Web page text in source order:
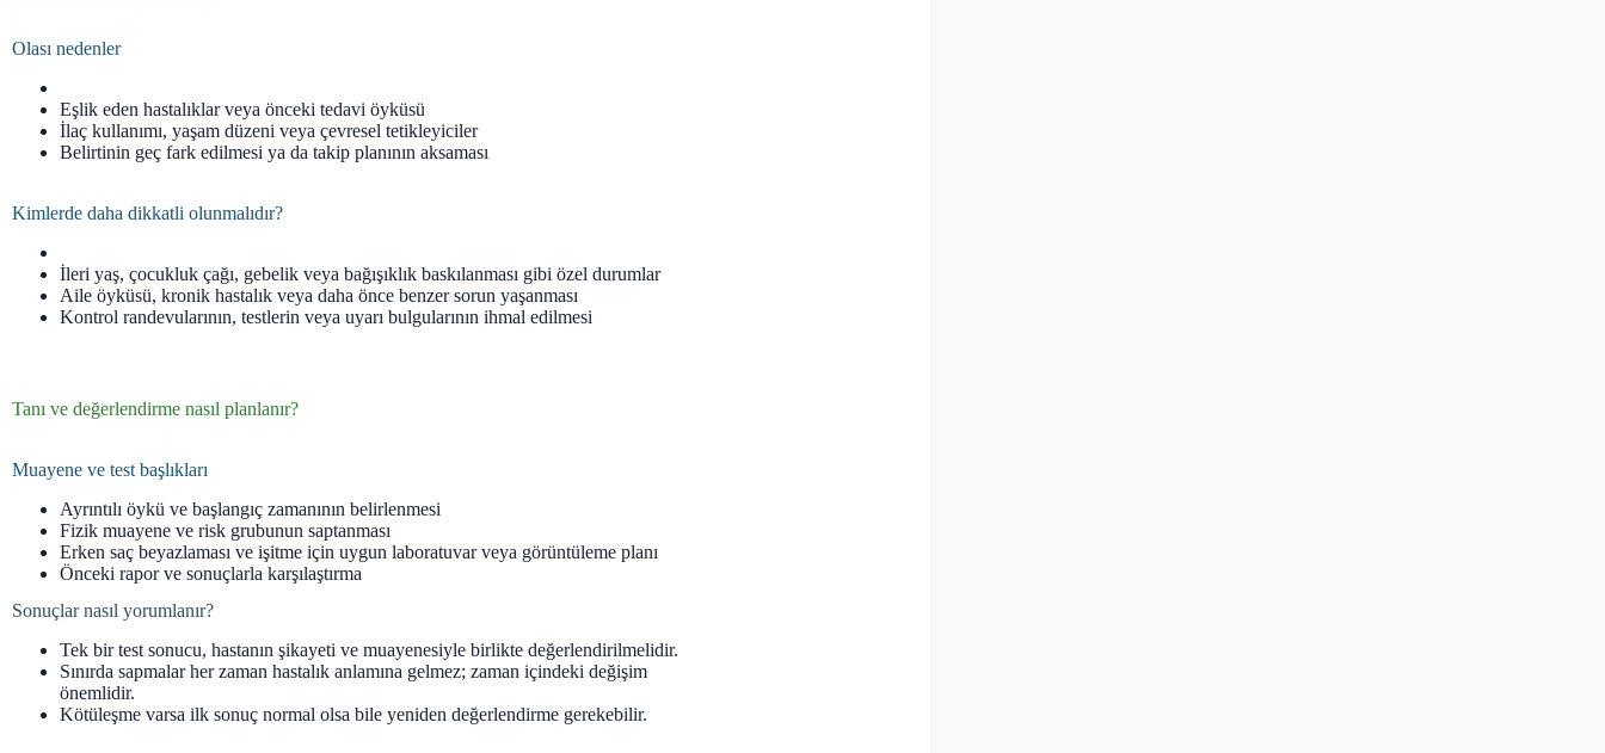
Olası nedenler
Eşlik eden hastalıklar veya önceki tedavi öyküsü
İlaç kullanımı, yaşam düzeni veya çevresel tetikleyiciler
Belirtinin geç fark edilmesi ya da takip planının aksaması
Kimlerde daha dikkatli olunmalıdır?
İleri yaş, çocukluk çağı, gebelik veya bağışıklık baskılanması gibi özel durumlar
Aile öyküsü, kronik hastalık veya daha önce benzer sorun yaşanması
Kontrol randevularının, testlerin veya uyarı bulgularının ihmal edilmesi
Tanı ve değerlendirme nasıl planlanır?
Muayene ve test başlıkları
Ayrıntılı öykü ve başlangıç zamanının belirlenmesi
Fizik muayene ve risk grubunun saptanması
Erken saç beyazlaması ve işitme için uygun laboratuvar veya görüntüleme planı
Önceki rapor ve sonuçlarla karşılaştırma
Sonuçlar nasıl yorumlanır?
Tek bir test sonucu, hastanın şikayeti ve muayenesiyle birlikte değerlendirilmelidir.
Sınırda sapmalar her zaman hastalık anlamına gelmez; zaman içindeki değişim
önemlidir.
Kötüleşme varsa ilk sonuç normal olsa bile yeniden değerlendirme gerekebilir.